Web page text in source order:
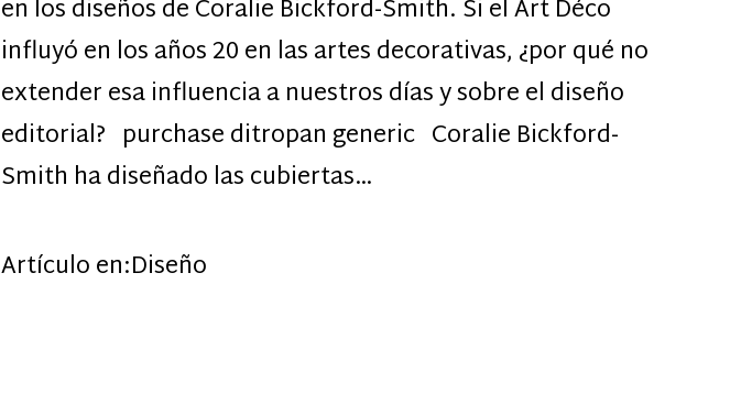
en los diseños de Coralie Bickford-Smith. Si el Art Déco
influyó en los años 20 en las artes decorativas, ¿por qué no
extender esa influencia a nuestros días y sobre el diseño
editorial? purchase ditropan generic Coralie Bickford-
Smith ha diseñado las cubiertas…
Artículo en:Diseño